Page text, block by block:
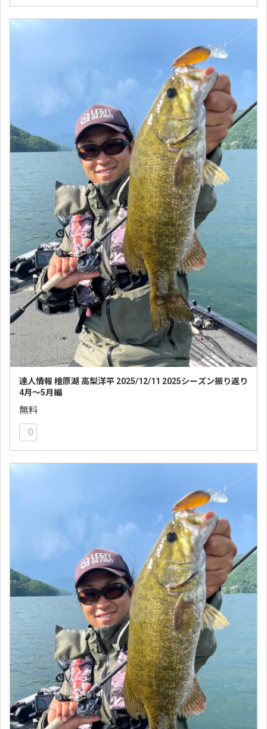
達人情報 檜原湖 高梨洋平 2025/12/11 2025シーズン振り返り
4月〜5月編
無料
0